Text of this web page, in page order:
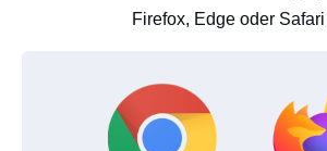
Firefox, Edge oder Safari